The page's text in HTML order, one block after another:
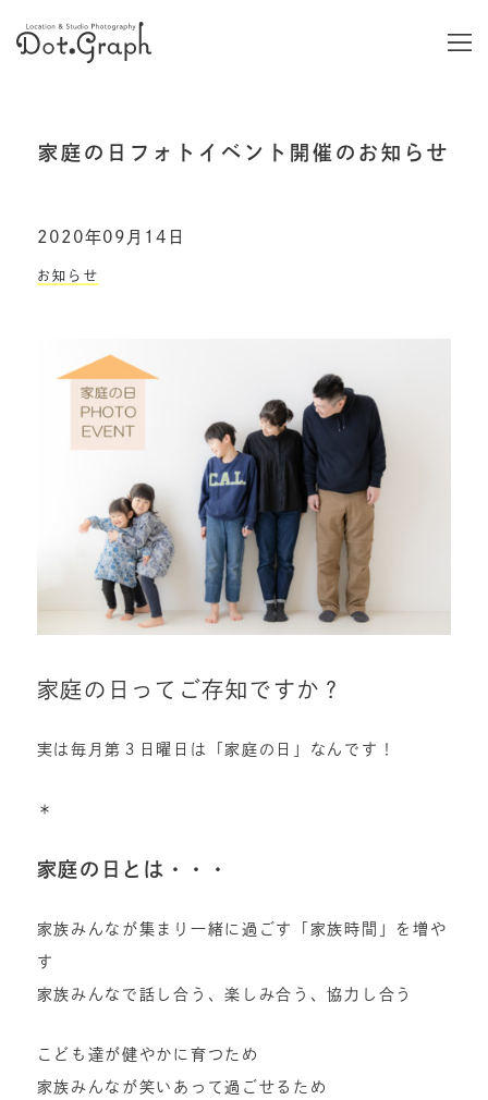
家庭の日フォトイベント開催のお知らせ
2020年09月14日
お知らせ
家庭の日ってご存知ですか？
実は毎月第３日曜日は「家庭の日」なんです！
＊
家庭の日とは・・・
家族みんなが集まり一緒に過ごす「家族時間」を増や
す
家族みんなで話し合う、楽しみ合う、協力し合う
こども達が健やかに育つため
家族みんなが笑いあって過ごせるため